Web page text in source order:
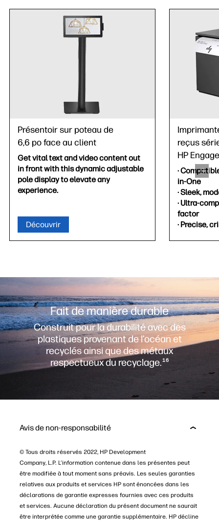
Présentoir sur poteau de
6,6 po face au client
Get vital text and video content out
in front with this dynamic adjustable
pole display to elevate any
experience.
Découvrir
reçus
HP
·
in-One
· Sleek,
· Ultra-
factor
· Precise,
Fait de manière durable
Construit pour la durabilité avec des
plastiques provenant de l’océan et
recyclés ainsi que des métaux
respectueux du recyclage.16
Avis de non-responsabilité
© Tous droits réservés 2022, HP Development
Company, L.P. L’information contenue dans les présentes peut
être modifiée à tout moment sans préavis. Les seules garanties
relatives aux produits et services HP sont énoncées dans les
déclarations de garantie expresses fournies avec ces produits
et services. Aucune déclaration du présent document ne saurait
être interprétée comme une garantie supplémentaire. HP décline